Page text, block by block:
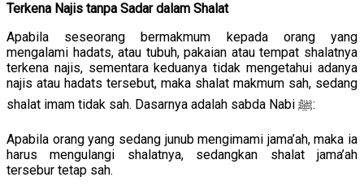
Terkena Najis tanpa Sadar dalam Shalat
Apabila seseorang bermakmum kepada orang yang
mengalami hadats, atau tubuh, pakaian atau tempat shalatnya
terkena najis, sementara keduanya tidak mengetahui adanya
najis atau hadats tersebut, maka shalat makmum sah, sedang
shalat imam tidak sah. Dasarnya adalah sabda Nabi ﷺ:
Apabila orang yang sedang junub mengimami jama’ah, maka ia
harus mengulangi shalatnya, sedangkan shalat jama’ah
tersebur tetap sah.